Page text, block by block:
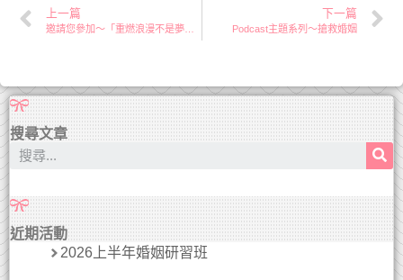
上一篇 下一篇
Podcast主題系列～搶救婚姻
搜尋文章
近期活動
2026上半年婚姻研習班